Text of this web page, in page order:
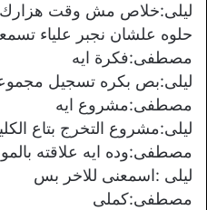
ليلى:خلاص مش وقت هزارك
حلوه علشان نجبر علياء
مصطفى:فكرة ايه
ليلى:بص بكره تسجيل
مصطفى:مشروع ايه
ليلى:مشروع التخرج بتاع
مصطفى:وده ايه علاقته
ليلى :اسمعنى للاخر بس
مصطفى:كملى